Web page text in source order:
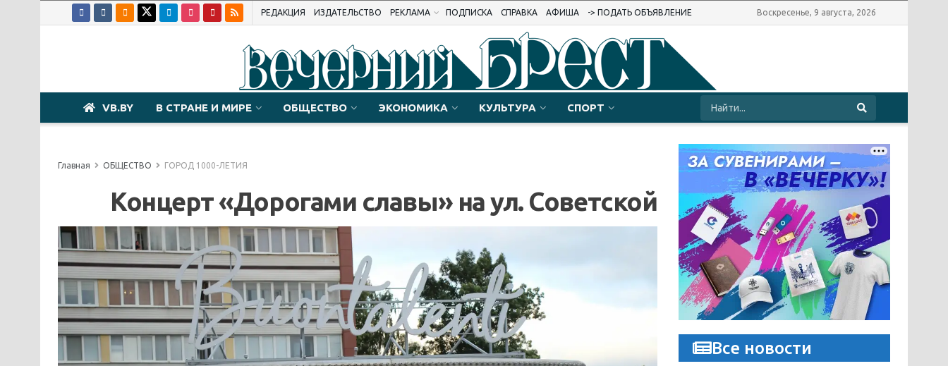
РЕДАКЦИЯ ИЗДАТЕЛЬСТВО РЕКЛАМА ПОДПИСКА СПРАВКА АФИША -> ПОДАТЬ ОБЪЯВЛЕНИЕ Воскресенье, 9 августа, 2026
VB.BY В СТРАНЕ И МИРЕ ОБЩЕСТВО ЭКОНОМИКА КУЛЬТУРА СПОРТ
Главная ОБЩЕСТВО ГОРОД 1000-ЛЕТИЯ
Концерт «Дорогами славы» на ул. Советской
Все новости